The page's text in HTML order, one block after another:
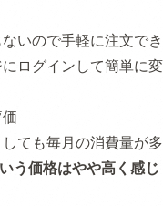
いので手軽に注文でき
ログインして簡単に変
ても毎月の消費量が多
う価格はやや高く感じ